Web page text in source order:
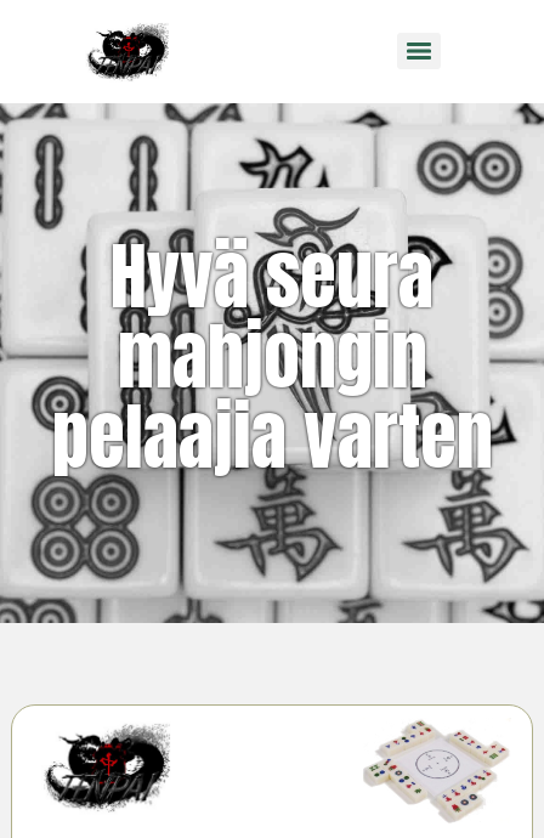
Hyvä seura
mahjongin
pelaajia varten